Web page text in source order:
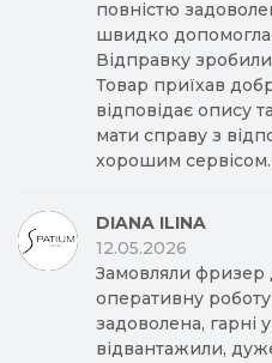
повністю
швидко допомогла
Відправку
Товар приїхав
відповідає опису
мати справу з
хорошим
DIANA ILINA
12.05.2026
Замовляли фризер
оперативну
задоволена, гарні
відвантажили,